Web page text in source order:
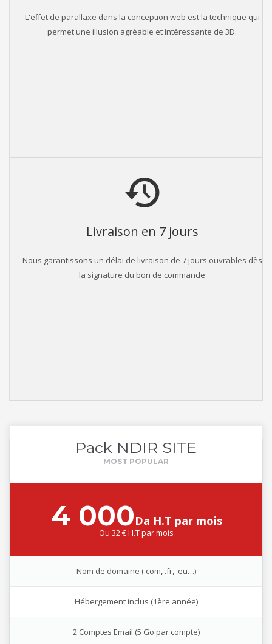
L'effet de parallaxe dans la conception web est la technique qui
permet une illusion agréable et intéressante de 3D.
Livraison en 7 jours
Nous garantissons un délai de livraison de 7 jours ouvrables dès
la signature du bon de commande
Pack NDIR SITE
4 000Da H.T par mois
Ou 32 € H.T par mois
Nom de domaine (.com, .fr, .eu…)
Hébergement inclus (1ère année)
2 Comptes Email (5 Go par compte)